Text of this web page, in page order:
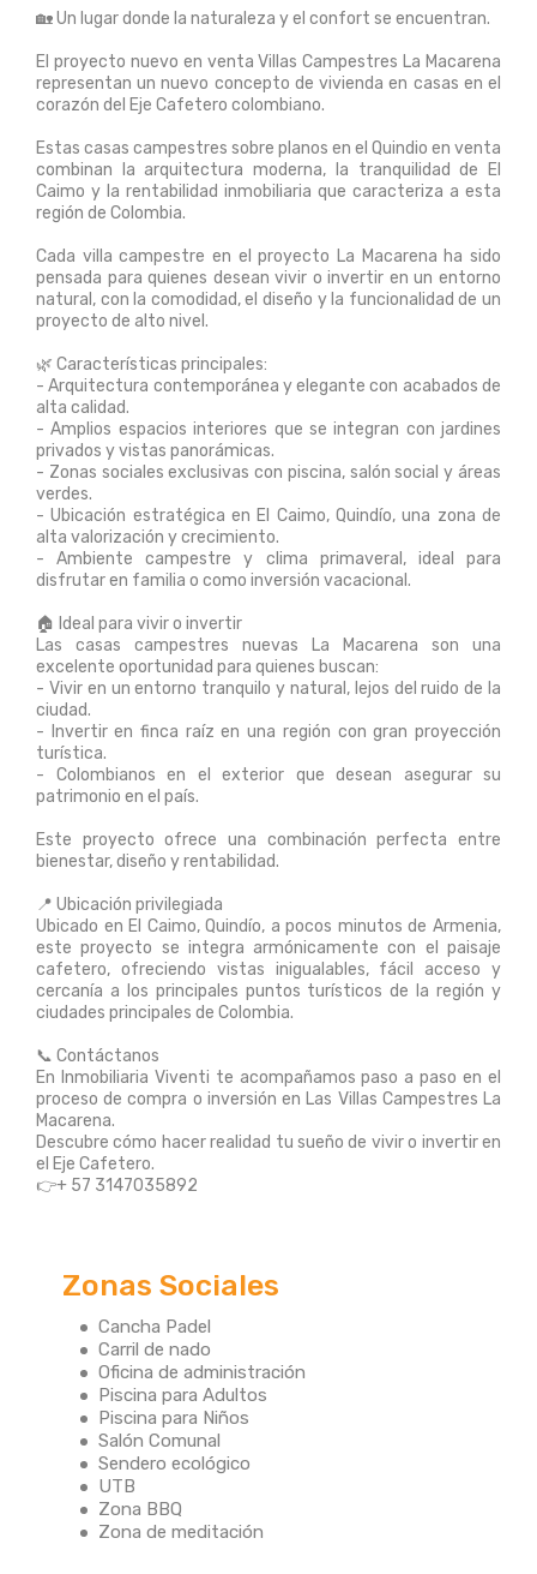
🏡 Un lugar donde la naturaleza y el confort se encuentran.
El proyecto nuevo en venta Villas Campestres La Macarena
representan un nuevo concepto de vivienda en casas en el
corazón del Eje Cafetero colombiano.
Estas casas campestres sobre planos en el Quindio en venta
combinan la arquitectura moderna, la tranquilidad de El
Caimo y la rentabilidad inmobiliaria que caracteriza a esta
región de Colombia.
Cada villa campestre en el proyecto La Macarena ha sido
pensada para quienes desean vivir o invertir en un entorno
natural, con la comodidad, el diseño y la funcionalidad de un
proyecto de alto nivel.
🌿 Características principales:
- Arquitectura contemporánea y elegante con acabados de
alta calidad.
- Amplios espacios interiores que se integran con jardines
privados y vistas panorámicas.
- Zonas sociales exclusivas con piscina, salón social y áreas
verdes.
- Ubicación estratégica en El Caimo, Quindío, una zona de
alta valorización y crecimiento.
- Ambiente campestre y clima primaveral, ideal para
disfrutar en familia o como inversión vacacional.
🏠 Ideal para vivir o invertir
Las casas campestres nuevas La Macarena son una
excelente oportunidad para quienes buscan:
- Vivir en un entorno tranquilo y natural, lejos del ruido de la
ciudad.
- Invertir en finca raíz en una región con gran proyección
turística.
- Colombianos en el exterior que desean asegurar su
patrimonio en el país.
Este proyecto ofrece una combinación perfecta entre
bienestar, diseño y rentabilidad.
📍 Ubicación privilegiada
Ubicado en El Caimo, Quindío, a pocos minutos de Armenia,
este proyecto se integra armónicamente con el paisaje
cafetero, ofreciendo vistas inigualables, fácil acceso y
cercanía a los principales puntos turísticos de la región y
ciudades principales de Colombia.
📞 Contáctanos
En Inmobiliaria Viventi te acompañamos paso a paso en el
proceso de compra o inversión en Las Villas Campestres La
Macarena.
Descubre cómo hacer realidad tu sueño de vivir o invertir en
el Eje Cafetero.
👉+ 57 3147035892
Zonas Sociales
Cancha Padel
Carril de nado
Oficina de administración
Piscina para Adultos
Piscina para Niños
Salón Comunal
Sendero ecológico
UTB
Zona BBQ
Zona de meditación